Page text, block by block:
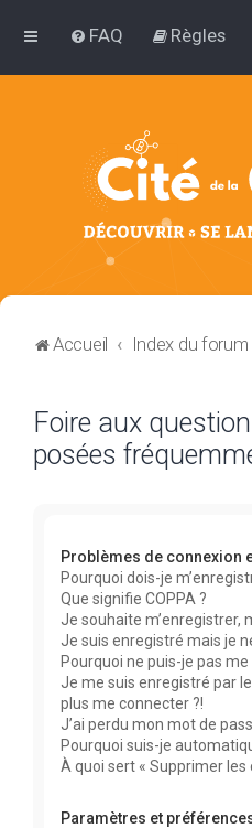
FAQ Règles
Accueil Index du forum
Foire aux
posées
Problèmes de connexion
Pourquoi dois-je
Que signifie COPPA ?
Je souhaite m’enregistrer,
Je suis enregistré mais je
Pourquoi ne puis-je pas
Je me suis enregistré par
plus me connecter ?!
J’ai perdu mon mot de
Pourquoi suis-je
À quoi sert « Supprimer les
Paramètres et